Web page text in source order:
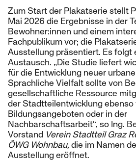
Zum Start der Plakatserie stellt
Mai 2026 die Ergebnisse in der
Bewohner:innen und einem
Fachpublikum vor; die
Ausstellung präsentiert. Es folgt
Austausch. „Die Studie liefert
für die Entwicklung neuer
Sprachliche Vielfalt sollte von
gesellschaftliche Ressource
der Stadtteilentwicklung ebenso
Bildungsangeboten oder in der
Nachbarschaftsarbeit“, so Ing.
Vorstand Verein Stadtteil Graz
ÖWG Wohnbau,die im Namen
Ausstellung eröffnet.